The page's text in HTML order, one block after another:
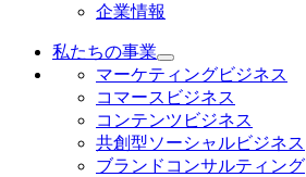
企業情報
私たちの事業
マーケティングビジネス
コマースビジネス
コンテンツビジネス
共創型ソーシャルビジネス
ブランドコンサルティング